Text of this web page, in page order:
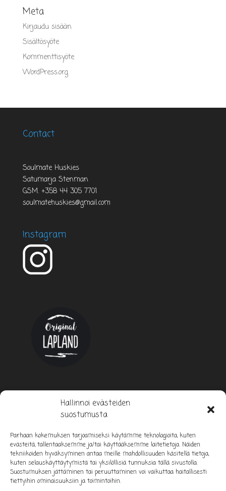
Hallinnoi evästeiden
suostumusta
Parhaan kokemuksen tarjoamiseksi käytämme teknologioita, kuten
evästeitä, tallentaaksemme ja/tai käyttääksemme laitetietoja. Näiden
tekniikoiden hyväksyminen antaa meille mahdollisuuden käsitellä tietoja,
kuten selauskäyttäytymistä tai yksilöllisiä tunnuksia tällä sivustolla.
Suostumuksen jättäminen tai peruuttaminen voi vaikuttaa haitallisesti
tiettyihin ominaisuuksiin ja toimintoihin.
Meta
Kirjaudu sisään
Sisältösyöte
Kommenttisyöte
WordPress.org
Contact
Soulmate Huskies
Satumarja Stenman
GSM. +358 44 305 7701
soulmatehuskies@gmail.com
Instagram